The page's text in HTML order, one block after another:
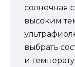
солнечная
высоким
выбрать
и